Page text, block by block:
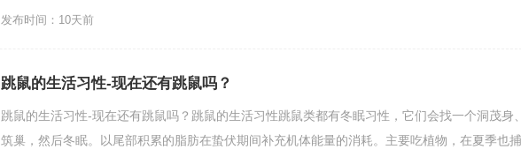
发布时间：10天前
跳鼠的生活习性-现在还有跳鼠吗？
跳鼠的生活习性-现在还有跳鼠吗？跳鼠的生活习性跳鼠类都有冬眠习性，它们会找一个洞茂身、
筑巢，然后冬眠。以尾部积累的脂肪在蛰伏期间补充机体能量的消耗。主要吃植物，在夏季也捕